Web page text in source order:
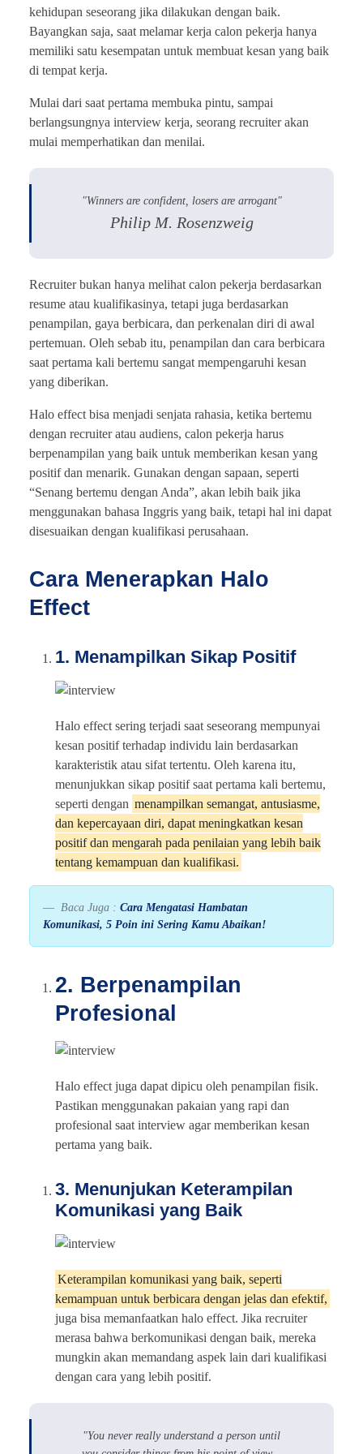
kehidupan seseorang jika dilakukan dengan baik.
Bayangkan saja, saat melamar kerja calon pekerja hanya
memiliki satu kesempatan untuk membuat kesan yang baik
di tempat kerja.
Mulai dari saat pertama membuka pintu, sampai
berlangsungnya interview kerja, seorang recruiter akan
mulai memperhatikan dan menilai.
"Winners are confident, losers are arrogant"
Philip M. Rosenzweig
Recruiter bukan hanya melihat calon pekerja berdasarkan
resume atau kualifikasinya, tetapi juga berdasarkan
penampilan, gaya berbicara, dan perkenalan diri di awal
pertemuan. Oleh sebab itu, penampilan dan cara berbicara
saat pertama kali bertemu sangat mempengaruhi kesan
yang diberikan.
Halo effect bisa menjadi senjata rahasia, ketika bertemu
dengan recruiter atau audiens, calon pekerja harus
berpenampilan yang baik untuk memberikan kesan yang
positif dan menarik. Gunakan dengan sapaan, seperti
“Senang bertemu dengan Anda”, akan lebih baik jika
menggunakan bahasa Inggris yang baik, tetapi hal ini dapat
disesuaikan dengan kualifikasi perusahaan.
Cara Menerapkan Halo
Effect
1. Menampilkan Sikap Positif
Halo effect sering terjadi saat seseorang mempunyai
kesan positif terhadap individu lain berdasarkan
karakteristik atau sifat tertentu. Oleh karena itu,
menunjukkan sikap positif saat pertama kali bertemu,
seperti dengan menampilkan semangat, antusiasme,
dan kepercayaan diri, dapat meningkatkan kesan
positif dan mengarah pada penilaian yang lebih baik
tentang kemampuan dan kualifikasi.
Baca Juga : Cara Mengatasi Hambatan
Komunikasi, 5 Poin ini Sering Kamu Abaikan!
2. Berpenampilan
Profesional
Halo effect juga dapat dipicu oleh penampilan fisik.
Pastikan menggunakan pakaian yang rapi dan
profesional saat interview agar memberikan kesan
pertama yang baik.
3. Menunjukan Keterampilan
Komunikasi yang Baik
Keterampilan komunikasi yang baik, seperti
kemampuan untuk berbicara dengan jelas dan efektif,
juga bisa memanfaatkan halo effect. Jika recruiter
merasa bahwa berkomunikasi dengan baik, mereka
mungkin akan memandang aspek lain dari kualifikasi
dengan cara yang lebih positif.
"You never really understand a person until